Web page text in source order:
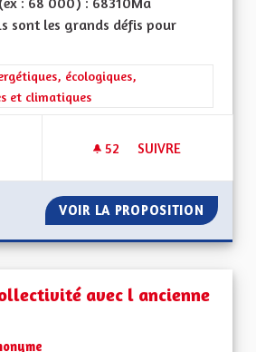
sont les grands défis pour
de la catégorie : Les transitions
écologiques,
et climatiques
52 52 ABONNÉS
SUIVRE
VOIR LA PROPOSITION
avec l ancienne